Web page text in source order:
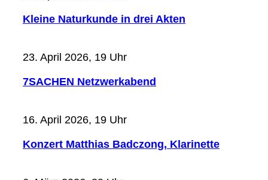
Kleine Naturkunde in drei Akten
23. April 2026, 19 Uhr
7SACHEN Netzwerkabend
16. April 2026, 19 Uhr
Konzert Matthias Badczong, Klarinette